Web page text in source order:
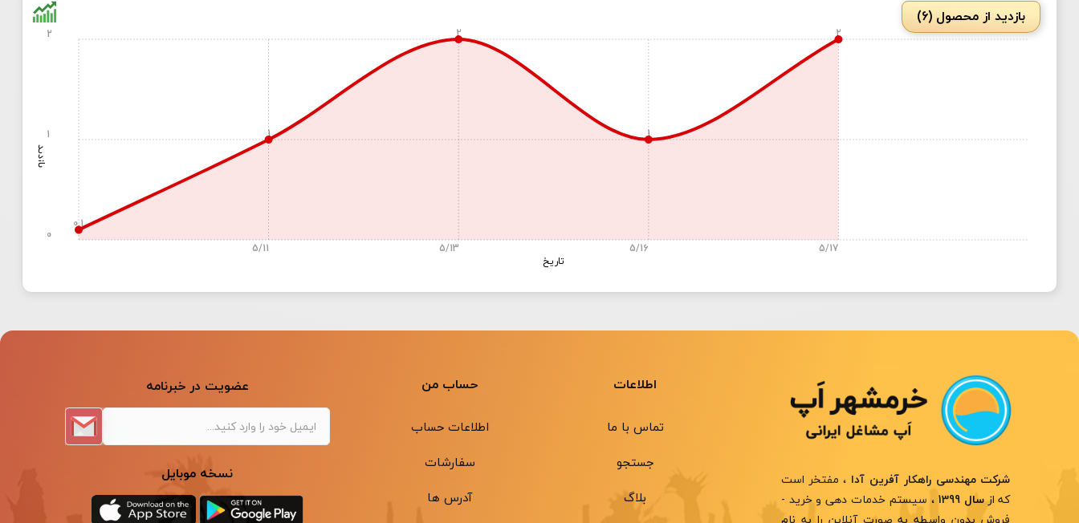
بازدید از محصول (6)
بازدید
تاریخ
0.1
1
2
1
2
5/11 5/13 5/16 5/17
0
1
2
شرکت مهندسی راهکار آفرین آدا ، مفتخر است
که ازسال 1399
، سیستم خدمات دهی و خرید -
فروش بدون واسطه به صورت آنلاین را به نام
اطلاعات
تماس با ما
جستجو
بلاگ
حساب من
اطلاعات حساب
سفارشات
آدرس ها
عضویت در خبرنامه
نسخه موبایل